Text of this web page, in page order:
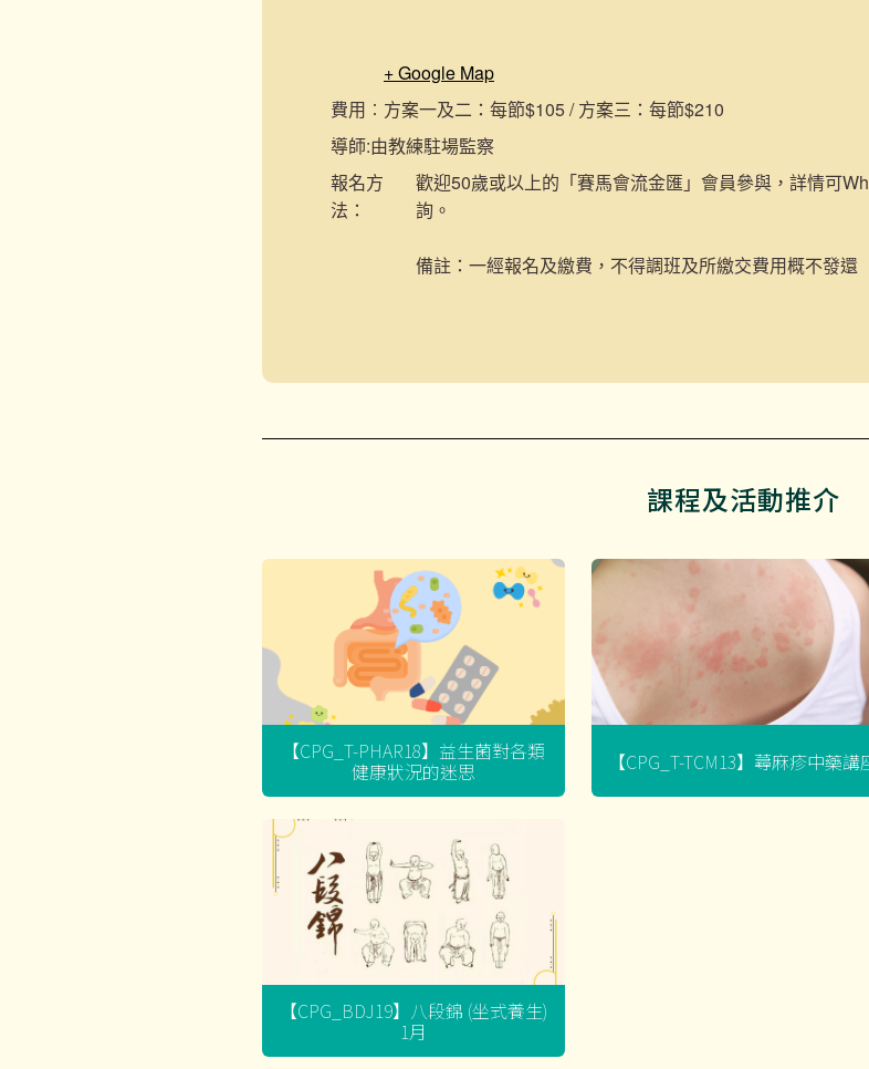
+ Google Map
費用︰ 方案一及二：每節$105 / 方案三：每節$210
導師:由教練駐場監察
報名方
法：
歡迎50歲或以上的「賽馬會流金匯」會員參與，詳情可
詢。
備註：一經報名及繳費，不得調班及所繳交費用概不發還
課程及活動推介
【CPG_T-PHAR18】益生菌對各類
健康狀況的迷思 【CPG_T-TCM13】蕁麻疹中藥講
【CPG_BDJ19】八段錦 (坐式養生)
1月